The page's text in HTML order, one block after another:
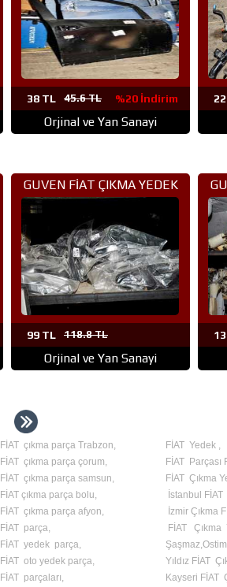
38 TL 45.6 TL %20 İndirim
Orjinal ve Yan Sanayi
GUVEN FİAT ÇIKMA YEDEK
99 TL 118.8 TL
%20 İndirim
Orjinal ve Yan Sanayi
FİAT çıkma parça Trabzon,
FİAT çıkma parça çorum,
FİAT çıkma parça samsun,
FİAT çıkma parça bolu,
FİAT çıkma parça afyon,
FİAT parça,
FİAT yedek parça,
FİAT oto yedek parça,
FİAT parçaları,
FİAT Yedek ,
FİAT Parçası
FİAT Çıkma
İstanbul FİAT
İzmir Çıkma
FİAT Çıkma
Yıldız FİAT
Kayseri FİAT